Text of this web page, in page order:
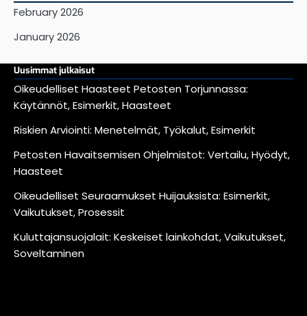
February 2026
January 2026
Uusimmat julkaisut
Oikeudelliset Haasteet Petosten Torjunnassa:
Käytännöt, Esimerkit, Haasteet
Riskien Arviointi: Menetelmät, Työkalut, Esimerkit
Petosten Havaitsemisen Ohjelmistot: Vertailu, Hyödyt,
Haasteet
Oikeudelliset Seuraamukset Huijauksista: Esimerkit,
Vaikutukset, Prosessit
Kuluttajansuojalait: Keskeiset lainkohdat, Vaikutukset,
Soveltaminen